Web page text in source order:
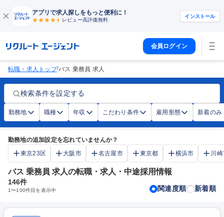
アプリで求人探しをもっと便利に！
レビュー高評価無料
インストール
会員ログイン
転職・求人トップ/バス 乗務員 求人
検索条件を設定する
勤務地 職種 年収 こだわり条件 雇用形態 新着のみ
勤務地の追加設定を忘れていませんか？
東京23区
大阪市 名古屋市 東京都 横浜市 川
バス 乗務員 求人の転職・求人・中途採用情報
146件
1〜100件目を表示中 関連度順 新着順